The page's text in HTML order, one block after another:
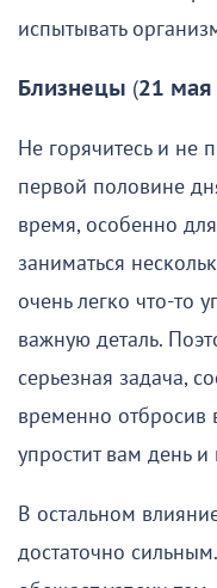
испытывать
Близнецы (21 мая
Не горячитесь и
первой половине
время, особенно
заниматься
очень легко что-то
важную деталь.
серьезная задача,
временно отбросив
упростит вам день
В остальном
достаточно